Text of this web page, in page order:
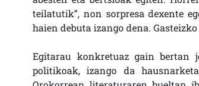
teilatutik”, non sorpresa dexente
haien debuta izango dena.
Egitarau konkretuaz gain bertan
politikoak, izango da